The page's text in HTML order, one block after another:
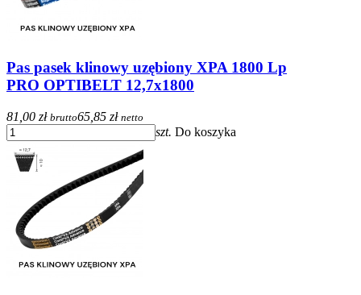
Pas pasek klinowy uzębiony XPA 1800 Lp
PRO OPTIBELT 12,7x1800
81,00 zł brutto65,85 zł netto
szt. Do koszyka